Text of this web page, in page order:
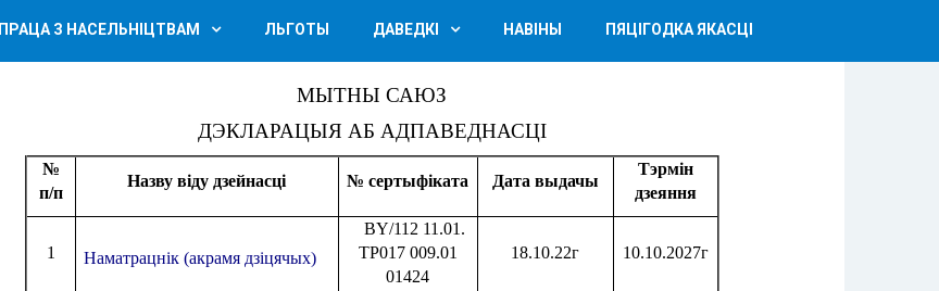
ПРАЦА З НАСЕЛЬНІЦТВАМ ЛЬГОТЫ ДАВЕДКІ НАВІНЫ ПЯЦІГОДКА ЯКАСЦІ
МЫТНЫ САЮЗ
ДЭКЛАРАЦЫЯ АБ АДПАВЕДНАСЦI
№
п/п
Назву віду дзейнасці № сертыфіката Дата выдачы
Тэрмін
дзеяння
1 Наматрацнік (акрамя дзіцячых)
BY/112 11.01.
ТР017 009.01
01424
18.10.22г 10.10.2027г